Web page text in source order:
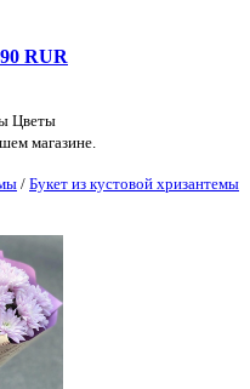
RUR
Цветы
магазине.
/ Букет из кустовой хризантемы